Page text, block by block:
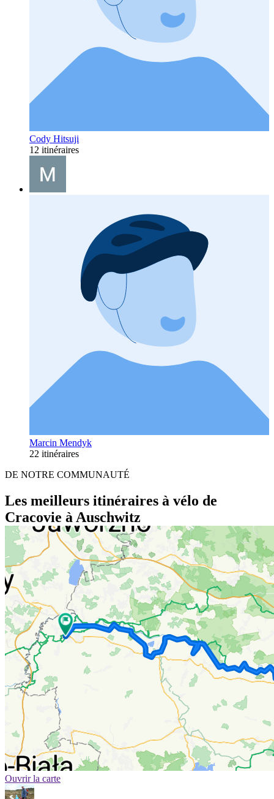
Cody Hitsuji
12 itinéraires
Marcin Mendyk
22 itinéraires
DE NOTRE COMMUNAUTÉ
Les meilleurs itinéraires à vélo de
Cracovie à Auschwitz
Ouvrir la carte